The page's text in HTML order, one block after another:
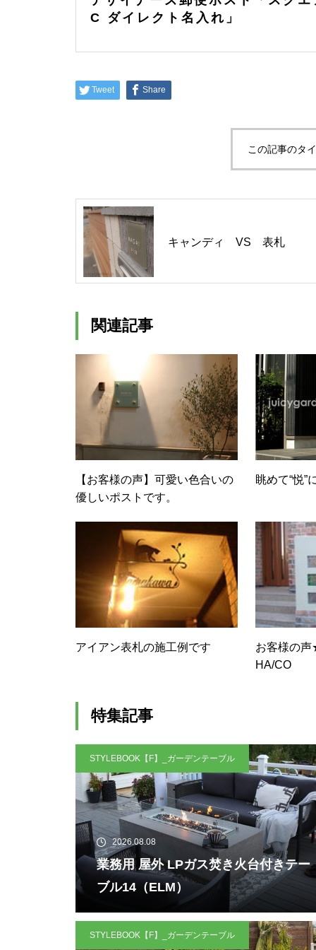
C ダイレクト名入れ」
Tweet Share
この記事のタ
キャンディ VS 表札
関連記事
【お客様の声】可愛い色合いの
優しいポストです。
眺めて“悦”
アイアン表札の施工例です
お客様の
HA/CO
特集記事
STYLEBOOK【F】_ガーデンテーブル
2026.08.08
業務用 屋外 LPガス焚き火台付きテー
ブル14（ELM）
STYLEBOOK【F】_ガーデンテーブル